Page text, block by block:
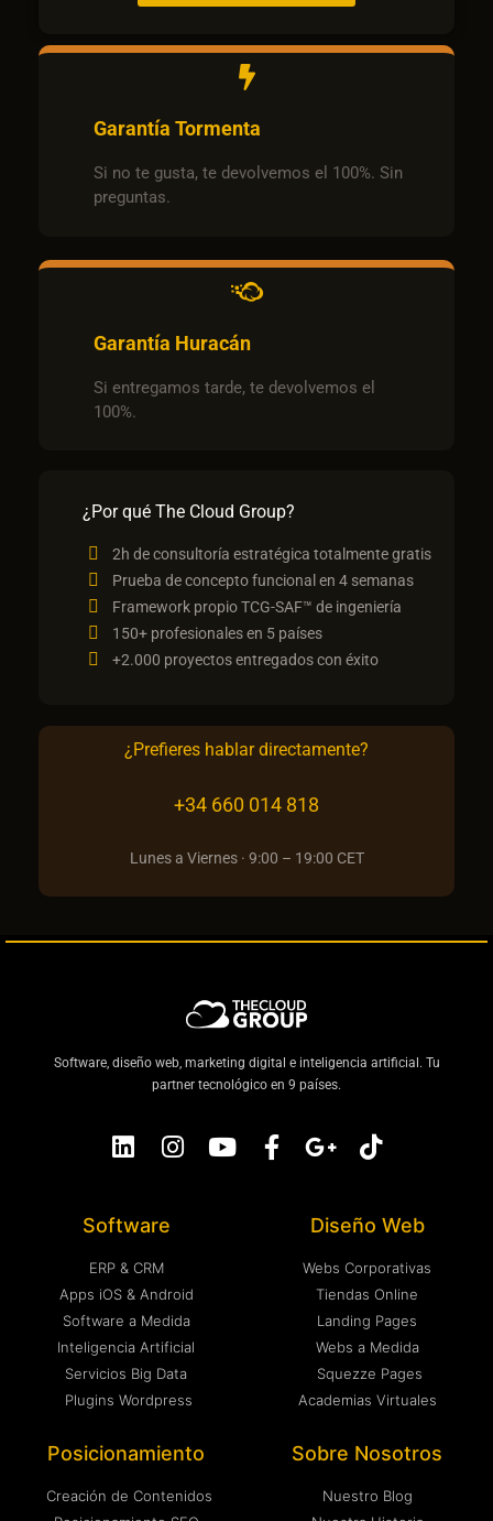
Garantía Tormenta
Si no te gusta, te devolvemos el 100%. Sin
preguntas.
Garantía Huracán
Si entregamos tarde, te devolvemos el
100%.
¿Por qué The Cloud Group?
2h de consultoría estratégica totalmente gratis
Prueba de concepto funcional en 4 semanas
Framework propio TCG-SAF™ de ingeniería
150+ profesionales en 5 países
+2.000 proyectos entregados con éxito
¿Prefieres hablar directamente?
+34 660 014 818
Lunes a Viernes · 9:00 – 19:00 CET
Software, diseño web, marketing digital e inteligencia artificial. Tu
partner tecnológico en 9 países.
Software
ERP & CRM
Apps iOS & Android
Software a Medida
Inteligencia Artificial
Servicios Big Data
Plugins Wordpress
Diseño Web
Webs Corporativas
Tiendas Online
Landing Pages
Webs a Medida
Squezze Pages
Academias Virtuales
Posicionamiento
Creación de Contenidos
Sobre Nosotros
Nuestro Blog